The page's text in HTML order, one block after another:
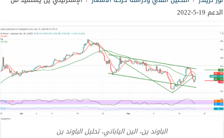
الدعم 19-5-2022
الباوند ين، الين الياباني، تحليل الباوند ين